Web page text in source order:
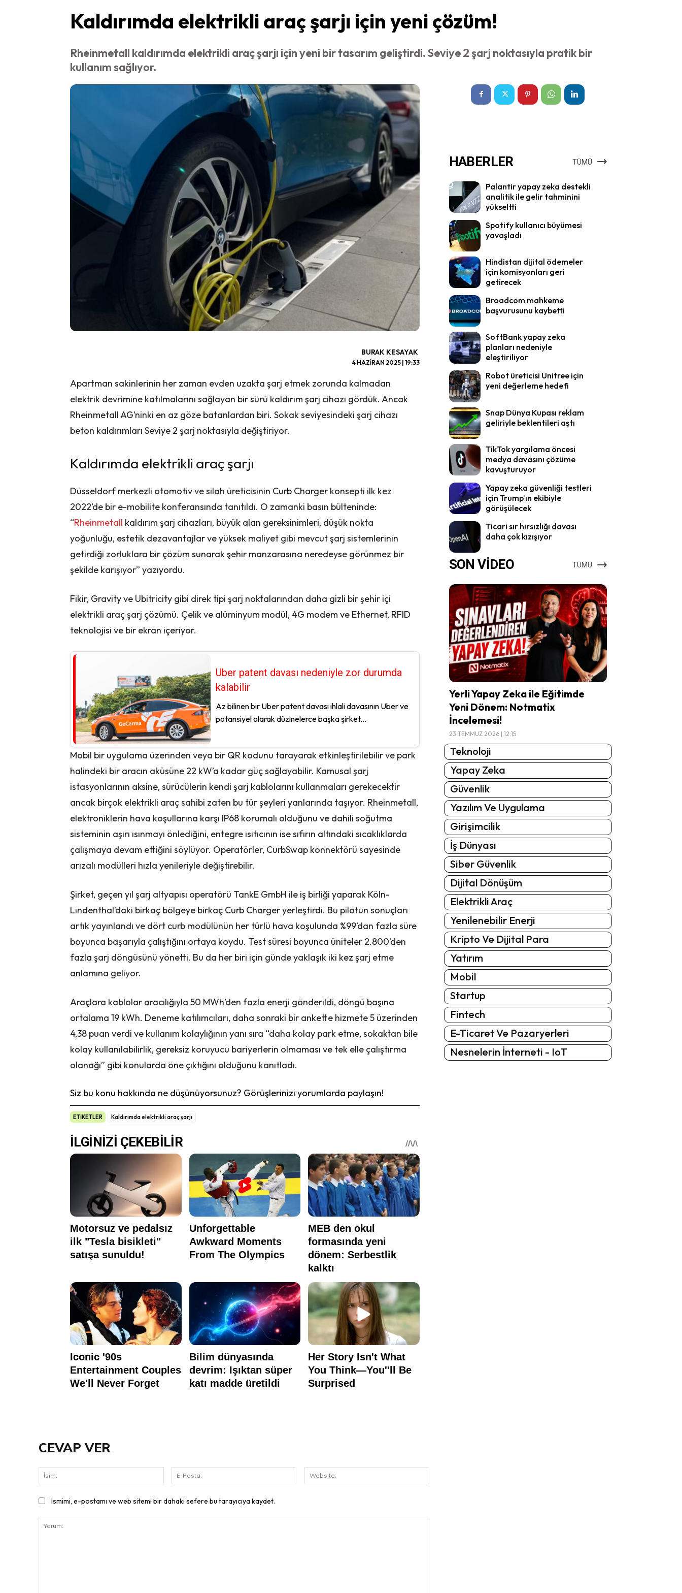
Kaldırımda elektrikli araç şarjı için yeni çözüm!
Rheinmetall kaldırımda elektrikli araç şarjı için yeni bir tasarım geliştirdi. Seviye 2 şarj noktasıyla pratik bir
kullanım sağlıyor.
BURAK KESAYAK
4 HAZIRAN 2025 | 19:33
Apartman sakinlerinin her zaman evden uzakta şarj etmek zorunda kalmadan
elektrik devrimine katılmalarını sağlayan bir sürü kaldırım şarj cihazı gördük. Ancak
Rheinmetall AG’ninki en az göze batanlardan biri. Sokak seviyesindeki şarj cihazı
beton kaldırımları Seviye 2 şarj noktasıyla değiştiriyor.
Kaldırımda elektrikli araç şarjı
Düsseldorf merkezli otomotiv ve silah üreticisinin Curb Charger konsepti ilk kez
2022’de bir e-mobilite konferansında tanıtıldı. O zamanki basın bülteninde:
“Rheinmetall kaldırım şarj cihazları, büyük alan gereksinimleri, düşük nokta
yoğunluğu, estetik dezavantajlar ve yüksek maliyet gibi mevcut şarj sistemlerinin
getirdiği zorluklara bir çözüm sunarak şehir manzarasına neredeyse görünmez bir
şekilde karışıyor” yazıyordu.
Fikir, Gravity ve Ubitricity gibi direk tipi şarj noktalarından daha gizli bir şehir içi
elektrikli araç şarj çözümü. Çelik ve alüminyum modül, 4G modem ve Ethernet, RFID
teknolojisi ve bir ekran içeriyor.
Uber patent davası nedeniyle zor durumda
kalabilir
Az bilinen bir Uber patent davası ihlali davasının Uber ve
potansiyel olarak düzinelerce başka şirket...
Mobil bir uygulama üzerinden veya bir QR kodunu tarayarak etkinleştirilebilir ve park
halindeki bir aracın aküsüne 22 kW’a kadar güç sağlayabilir. Kamusal şarj
istasyonlarının aksine, sürücülerin kendi şarj kablolarını kullanmaları gerekecektir
ancak birçok elektrikli araç sahibi zaten bu tür şeyleri yanlarında taşıyor. Rheinmetall,
elektroniklerin hava koşullarına karşı IP68 korumalı olduğunu ve dahili soğutma
sisteminin aşırı ısınmayı önlediğini, entegre ısıtıcının ise sıfırın altındaki sıcaklıklarda
çalışmaya devam ettiğini söylüyor. Operatörler, CurbSwap konnektörü sayesinde
arızalı modülleri hızla yenileriyle değiştirebilir.
Şirket, geçen yıl şarj altyapısı operatörü TankE GmbH ile iş birliği yaparak Köln-
Lindenthal’daki birkaç bölgeye birkaç Curb Charger yerleştirdi. Bu pilotun sonuçları
artık yayınlandı ve dört curb modülünün her türlü hava koşulunda %99’dan fazla süre
boyunca başarıyla çalıştığını ortaya koydu. Test süresi boyunca üniteler 2.800’den
fazla şarj döngüsünü yönetti. Bu da her biri için günde yaklaşık iki kez şarj etme
anlamına geliyor.
Araçlara kablolar aracılığıyla 50 MWh’den fazla enerji gönderildi, döngü başına
ortalama 19 kWh. Deneme katılımcıları, daha sonraki bir ankette hizmete 5 üzerinden
4,38 puan verdi ve kullanım kolaylığının yanı sıra “daha kolay park etme, sokaktan bile
kolay kullanılabilirlik, gereksiz koruyucu bariyerlerin olmaması ve tek elle çalıştırma
olanağı” gibi konularda öne çıktığını olduğunu kanıtladı.
Siz bu konu hakkında ne düşünüyorsunuz? Görüşlerinizi yorumlarda paylaşın!
ETİKETLER Kaldırımda elektrikli araç şarjı
HABERLER TÜMÜ
Palantir yapay zeka destekli
analitik ile gelir tahminini
yükseltti
Spotify kullanıcı büyümesi
yavaşladı
Hindistan dijital ödemeler
için komisyonları geri
getirecek
Broadcom mahkeme
başvurusunu kaybetti
SoftBank yapay zeka
planları nedeniyle
eleştiriliyor
Robot üreticisi Unitree için
yeni değerleme hedefi
Snap Dünya Kupası reklam
geliriyle beklentileri aştı
TikTok yargılama öncesi
medya davasını çözüme
kavuşturuyor
Yapay zeka güvenliği testleri
için Trump’ın ekibiyle
görüşülecek
Ticari sır hırsızlığı davası
daha çok kızışıyor
SON VİDEO TÜMÜ
Yerli Yapay Zeka ile Eğitimde
Yeni Dönem: Notmatix
İncelemesi!
23 TEMMUZ 2026 | 12:15
Teknoloji
Yapay Zeka
Güvenlik
Yazılım Ve Uygulama
Girişimcilik
İş Dünyası
Siber Güvenlik
Dijital Dönüşüm
Elektrikli Araç
Yenilenebilir Enerji
Kripto Ve Dijital Para
Yatırım
Mobil
Startup
Fintech
E-Ticaret Ve Pazaryerleri
Nesnelerin İnterneti - IoT
CEVAP VER
İsim:
Posta:
Ismimi, e-postamı ve web sitemi bir dahaki sefere bu tarayıcıya kaydet.